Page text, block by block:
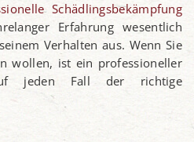
Schädlingsbekämpfung
Erfahrung wesentlich
Verhalten aus. Wenn Sie
wollen, ist ein professioneller
auf jeden Fall der richtige